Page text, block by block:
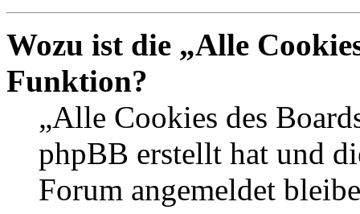
Wozu ist die „Alle
Funktion?
„Alle Cookies des
phpBB erstellt hat und
Forum angemeldet